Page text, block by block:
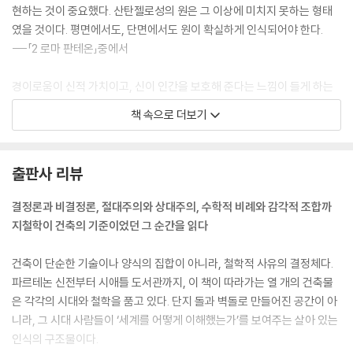
현하는 것이 중요했다. 산탄젤로성의 원은 그 이상에 미치지 못하는 형태
였을 것이다. 평면에서도, 단면에서도 원이 확실하게 인식되어야 한다.
---「2 로마 판테온」중에서
경이로움이 신적 가치이고, 신이 인간을 보호해 준다는 느낌이 들게 하는
것이 바로 안전감이다. 성 필리베르의 사람들에게는 경이로움과 안전감이
최고 가치였다. 그들이 플로티노스가 제공한 플라톤제 색안경을 쓰고 있었
고딕 성당은 인간의 감각을 일부나마 용인하기 시작했다. 그것은 성상의
감각적인 표현으로 이어졌다. 성상 표현을 인간이 인지하려면 빛이 필요했
가야만 했다. 아리스토텔레스의 승리가 확인되는 순간이다.
---「4 파리 노트르담 대성당」중에서
르네상스는 ‘어느 날 갑자기’라고 해도 좋을 만큼 금세 시들해졌다.62 주도
적인 어떤 경향이 시들해졌다는 것은 다른 것이 나타났다는 것을 의미한
책 속으로 더보기
출판사 리뷰
결정론과 비결정론, 절대주의와 상대주의, 수학적 비례와 감각적 조합까
지철학이 건축의 기준이었던 그 순간을 읽다
건축이 단순한 기술이나 양식의 집합이 아니라, 철학적 사유의 결정체다.
파르테논 신전부터 시애틀 도서관까지, 이 책이 따라가는 열 개의 건축물
은 각각의 시대와 철학을 품고 있다. 단지 돌과 벽돌로 만들어진 공간이 아
니라, 그 시대 사람들이 ‘세계를 어떻게 이해했는가’를 보여주는 살아 있는
인식의 구조물이다.